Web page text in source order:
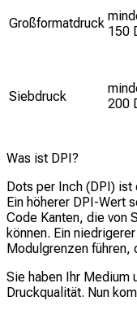
Großformatdruck
150
Siebdruck
200
Was ist DPI?
Dots per Inch (DPI) ist
Ein höherer DPI-Wert
Code Kanten, die von
können. Ein
Modulgrenzen führen,
Sie haben Ihr Medium
Druckqualität. Nun